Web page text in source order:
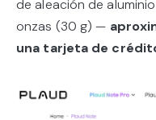
de aleación de
onzas (30 g) —
una tarjeta de